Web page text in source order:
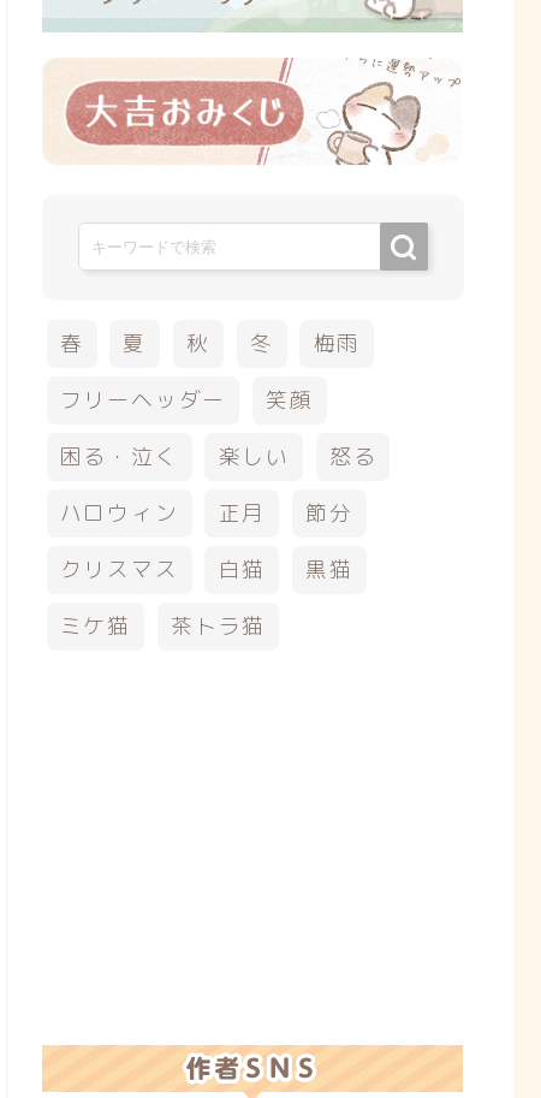
春 夏 秋 冬
梅雨
フリーヘッダー
笑顔
困る・泣く
楽しい
怒る
ハロウィン
正月
節分
クリスマス
白猫
黒猫
ミケ猫
茶トラ猫